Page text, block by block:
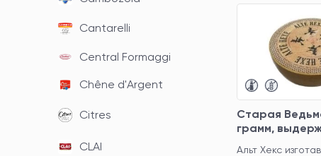
Cantarelli
Central Formaggi
Chêne d'Argent
Citres
CLAI
Старая
грамм,
Альт Хекс